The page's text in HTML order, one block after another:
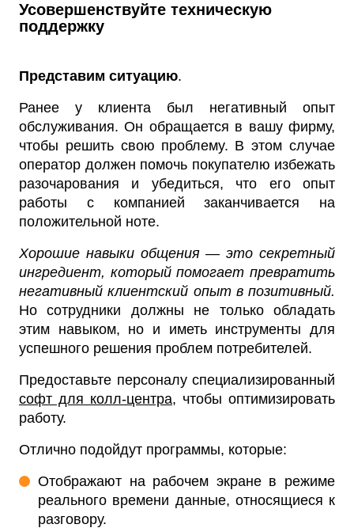
Усовершенствуйте техническую
поддержку
Представим ситуацию.
Ранее у клиента был негативный опыт
обслуживания. Он обращается в вашу фирму,
чтобы решить свою проблему. В этом случае
оператор должен помочь покупателю избежать
разочарования и убедиться, что его опыт
работы с компанией заканчивается на
положительной ноте.
Хорошие навыки общения — это секретный
ингредиент, который помогает превратить
негативный клиентский опыт в позитивный.
Но сотрудники должны не только обладать
этим навыком, но и иметь инструменты для
успешного решения проблем потребителей.
Предоставьте персоналу специализированный
софт для колл-центра, чтобы оптимизировать
работу.
Отлично подойдут программы, которые:
Отображают на рабочем экране в режиме
реального времени данные, относящиеся к
разговору.